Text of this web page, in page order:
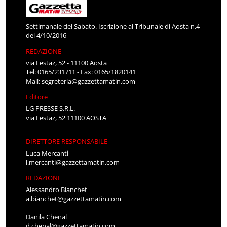
Settimanale del Sabato. Iscrizione al Tribunale di Aosta n.4
del 4/10/2016
REDAZIONE
via Festaz, 52 - 11100 Aosta
Tel: 0165/231711 - Fax: 0165/1820141
Mail:segreteria@gazzettamatin.com
Editore
LG PRESSE S.R.L.
via Festaz, 52 11100 AOSTA
DIRETTORE RESPONSABILE
Luca Mercanti
l.mercanti@gazzettamatin.com
REDAZIONE
Alessandro Bianchet
a.bianchet@gazzettamatin.com
Danila Chenal